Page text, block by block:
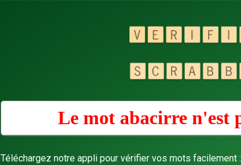
Le mot abacirre n'est
Téléchargez notre appli pour vérifier vos mots facilement :